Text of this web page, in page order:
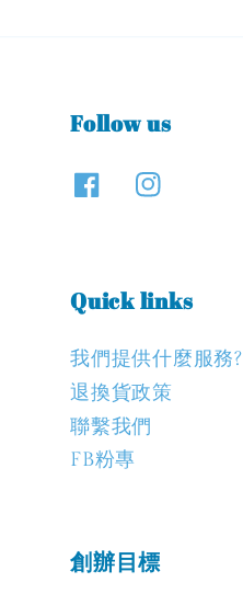
Follow us
Quick links
我們提供什麼服務?
退換貨政策
聯繫我們
FB粉專
創辦目標